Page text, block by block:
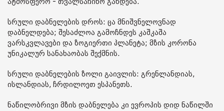
ატმოსფერო - თვალსაჩინო გახდება.
სრული დაბნელების დროს: ცა მნიშვნელოვნად
დაბნელდება; შესაძლოა გამოჩნდეს კაშკაშა
ვარსკვლავები და ზოგიერთი პლანეტა; მზის კორონა
უნიკალურ სანახაობას შექმნის.
სრული დაბნელების ზოლი გაივლის: გრენლანდიას,
ისლანდიას, ჩრდილოეთ ესპანეთს.
ნაწილობრივი მზის დაბნელება კი ევროპის დიდ ნაწილში